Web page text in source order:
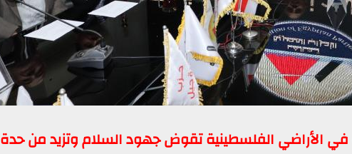
في الأراضي الفلسطينية تقوض جهود السلام وتزيد من حدة